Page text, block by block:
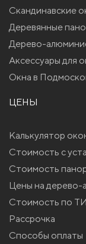
Скандинавские
Деревянные
Дерево-
Аксессуары для
Окна в
ЦЕНЫ
Калькулятор
Стоимость с
Стоимость
Цены на дерево-
Стоимость по
Рассрочка
Способы оплаты